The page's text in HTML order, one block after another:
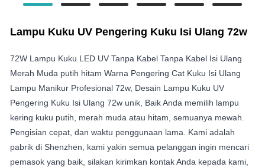
Lampu Kuku UV Pengering Kuku Isi Ulang 72w
72W Lampu Kuku LED UV Tanpa Kabel Tanpa Kabel Isi Ulang
Merah Muda putih hitam Warna Pengering Cat Kuku Isi Ulang
Lampu Manikur Profesional 72w, Desain Lampu Kuku UV
Pengering Kuku Isi Ulang 72w unik, Baik Anda memilih lampu
kering kuku putih, merah muda atau hitam, semuanya mewah.
Pengisian cepat, dan waktu penggunaan lama. Kami adalah
pabrik di Shenzhen, kami yakin semua pelanggan ingin mencari
pemasok yang baik, silakan kirimkan kontak Anda kepada kami,